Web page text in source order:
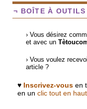
¬ BOÎTE À OUTILS
› Vous désirez
et avec un
› Vous voulez
article ?
♥ Inscrivez-vous en
en un clic tout en